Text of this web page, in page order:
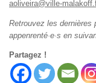
aoliveira@ville-
Retrouvez les dernières
appenrenté·e·s en
Partagez !